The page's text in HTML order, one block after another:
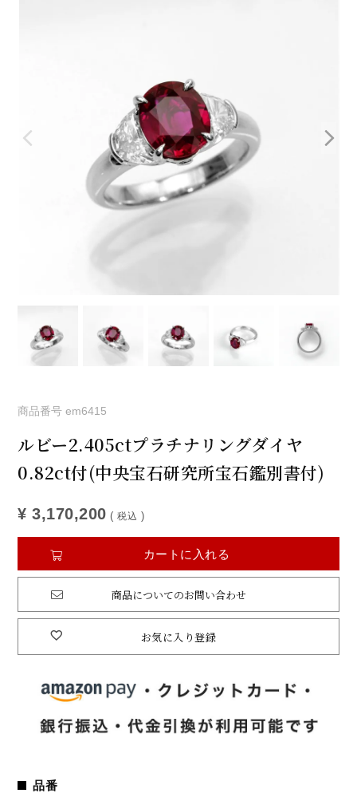
商品番号 em6415
ルビー2.405ctプラチナリングダイヤ
0.82ct付(中央宝石研究所宝石鑑別書付)
¥ 3,170,200 税込
お気に入り登録
カートに入れる
商品についてのお問い合わせ
品番